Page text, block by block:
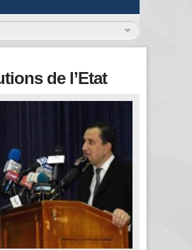
de l’Etat